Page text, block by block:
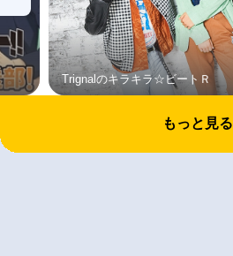
Trignalのキラキラ☆ビートＲ
もっと見る